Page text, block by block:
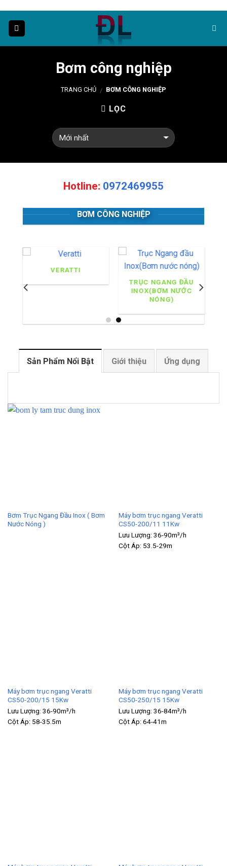
content
Bơm công nghiệp
TRANG CHỦ / BƠM CÔNG NGHIỆP
LỌC
Hotline: 0972469955
BƠM CÔNG NGHIỆP
BELUNO
Sản Phẩm Nổi Bật Giới thiệu Ứng dụng
Bơm Trục Ngang Đầu Inox ( Bơm
Nước Nóng )
Máy bơm trục ngang Veratti
CS50-200/11 11Kw
Lưu Lượng: 36-90m³/h
Cột Áp: 53.5-29m
Máy bơm trục ngang Veratti
CS50-200/15 15Kw
Lưu Lượng: 36-90m³/h
Cột Áp: 58-35.5m
Máy bơm trục ngang Veratti
CS50-250/15 15Kw
Lưu Lượng: 36-84m³/h
Cột Áp: 64-41m